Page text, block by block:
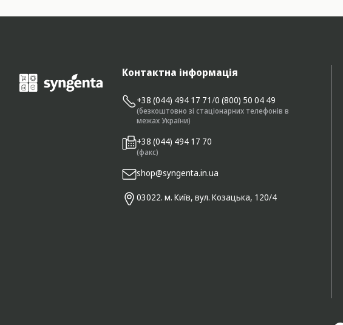
Контактна інформація
+38 (044) 494 17 71/0 (800) 50 04 49
(безкоштовно зі стаціонарних телефонів в
межах України)
+38 (044) 494 17 70
(факс)
shop@syngenta.in.ua
03022. м. Київ, вул. Козацька, 120/4